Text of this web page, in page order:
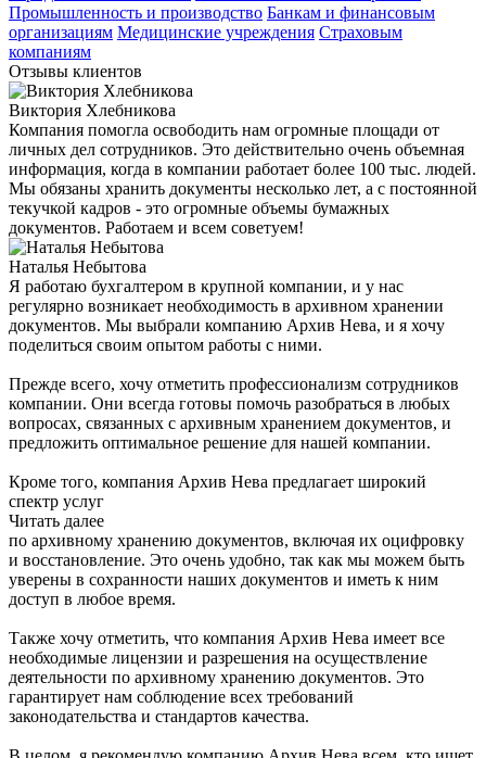
Промышленность и производство Банкам и финансовым
организациям Медицинские учреждения Страховым
компаниям
Отзывы клиентов
Виктория Хлебникова
Компания помогла освободить нам огромные площади от
личных дел сотрудников. Это действительно очень объемная
информация, когда в компании работает более 100 тыс. людей.
Мы обязаны хранить документы несколько лет, а с постоянной
текучкой кадров - это огромные объемы бумажных
документов. Работаем и всем советуем!
Наталья Небытова
Я работаю бухгалтером в крупной компании, и у нас
регулярно возникает необходимость в архивном хранении
документов. Мы выбрали компанию Архив Нева, и я хочу
поделиться своим опытом работы с ними.
Прежде всего, хочу отметить профессионализм сотрудников
компании. Они всегда готовы помочь разобраться в любых
вопросах, связанных с архивным хранением документов, и
предложить оптимальное решение для нашей компании.
Кроме того, компания Архив Нева предлагает широкий
спектр услуг
Читать далее
по архивному хранению документов, включая их оцифровку
и восстановление. Это очень удобно, так как мы можем быть
уверены в сохранности наших документов и иметь к ним
доступ в любое время.
Также хочу отметить, что компания Архив Нева имеет все
необходимые лицензии и разрешения на осуществление
деятельности по архивному хранению документов. Это
гарантирует нам соблюдение всех требований
законодательства и стандартов качества.